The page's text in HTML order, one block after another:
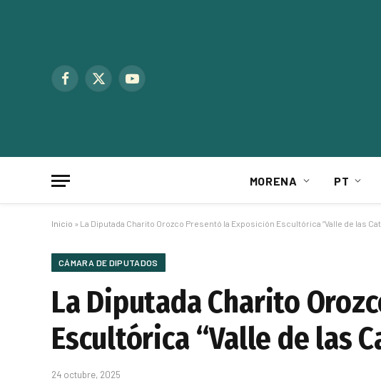
Facebook
X
YouTube
MORENA PT
Inicio » La Diputada Charito Orozco Presentó la Exposición Escultórica “Valle de las
CÁMARA DE DIPUTADOS
La Diputada Charito
Escultórica “Valle de las
24 octubre, 2025